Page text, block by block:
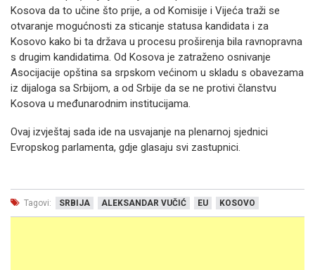
Kosova da to učine što prije, a od Komisije i Vijeća traži se
otvaranje mogućnosti za sticanje statusa kandidata i za
Kosovo kako bi ta država u procesu proširenja bila ravnopravna
s drugim kandidatima. Od Kosova je zatraženo osnivanje
Asocijacije opština sa srpskom većinom u skladu s obavezama
iz dijaloga sa Srbijom, a od Srbije da se ne protivi članstvu
Kosova u međunarodnim institucijama.
Ovaj izvještaj sada ide na usvajanje na plenarnoj sjednici
Evropskog parlamenta, gdje glasaju svi zastupnici.
Tagovi: SRBIJA ALEKSANDAR VUČIĆ EU KOSOVO